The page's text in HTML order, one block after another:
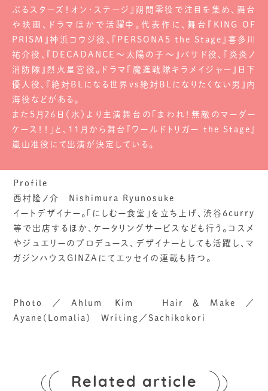
ぶるスターズ！オン・ステージ』朔間零役で注目を集め、舞台
や映画、ドラマほかで活躍中。代表作に、舞台『KING OF
PRISM』神浜コウジ役、『PERSONA5 the Stage』喜多川
祐介役、『DECADANCE～太陽の子～』パサド役、『炎炎ノ
消防隊』烈火星宮役。ドラマ『魔進戦隊キラメイジャー』日下
優人役、『絶対BLになる世界vs絶対BLになりたくない男』内
海役などがある。
また5月26日（水）より主演舞台の「まわれ！無敵のマーダー
ケース！！」と、11月から舞台『ワールドトリガー the Stage』
嵐山准役にて出演が決定している。
Profile
西村隆ノ介 Nishimura Ryunosuke
イートデザイナー。「にしむー食堂」を立ち上げ、渋谷6curry
等で出店するほか、ケータリングサービスなども行う。コスメ
やジュエリーのプロデュース、デザイナーとしても活躍し、マ
ガジンハウスGINZAにてエッセイの連載も持つ。
Photo／Ahlum Kim Hair＆Make／
Ayane（Lomalia） Writing／Sachikokori
Related article